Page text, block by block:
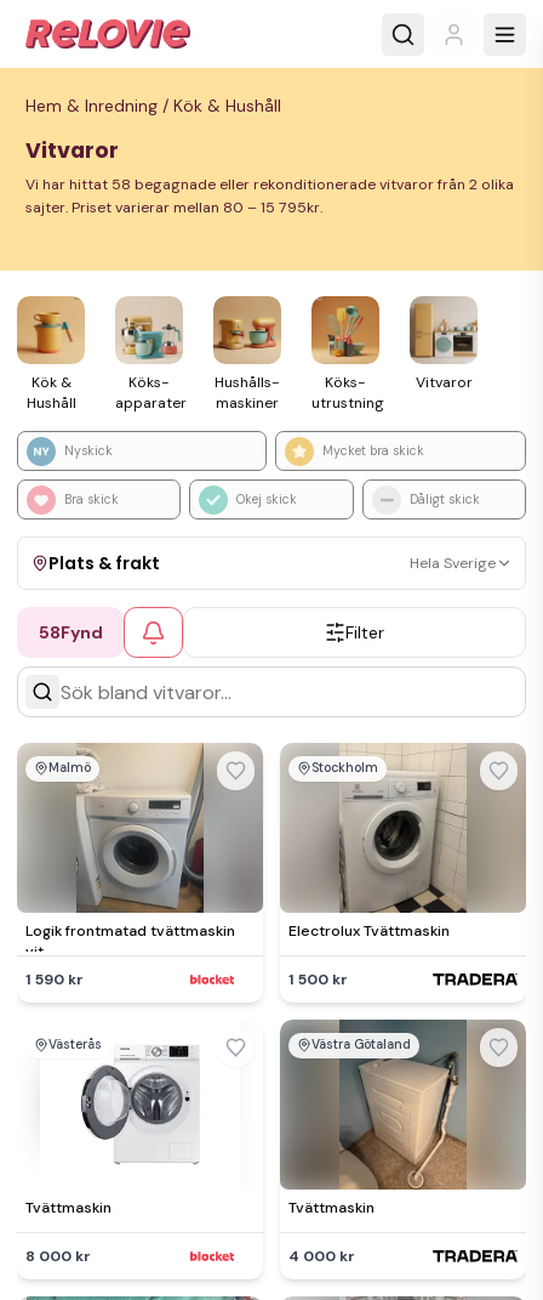
Hem & Inredning / Kök & Hushåll
Vitvaror
Vi har hittat 58 begagnade eller rekonditionerade vitvaror från 2 olika
sajter. Priset varierar mellan 80 – 15 795kr.
Kök &
Hushåll
Köks­
apparater
Hushålls­
maskiner
Köks­
utrustning
Vitvaror
Nyskick Mycket bra skick
Bra skick Okej skick Dåligt skick
Plats & frakt Hela Sverige
Visa allt Kan skickas Upphämtning
58Fynd Filter
Malmö
Logik frontmatad tvättmaskin
vit
1 590 kr
Stockholm
Electrolux Tvättmaskin
1 500 kr
Västerås
Tvättmaskin
8 000 kr
Västra Götaland
Tvättmaskin
4 000 kr